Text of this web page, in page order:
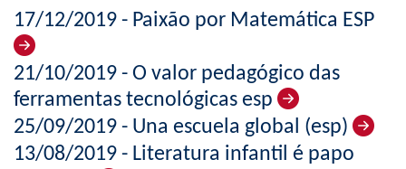
17/12/2019 - Paixão por Matemática ESP
21/10/2019 - O valor pedagógico das
ferramentas tecnológicas esp
25/09/2019 - Una escuela global (esp)
13/08/2019 - Literatura infantil é papo